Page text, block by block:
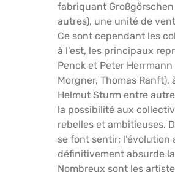
fabriquant
autres), une unité de
Ce sont cependant les
à l’est, les principaux
Penck et Peter
Morgner, Thomas
Helmut Sturm entre
la possibilité aux
rebelles et ambitieuses.
se font sentir;
définitivement absurde la
Nombreux sont les